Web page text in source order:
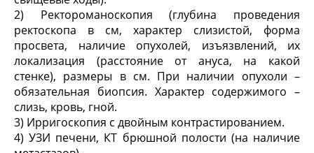
2) Ректороманоскопия (глубина проведения
ректоскопа в см, характер слизистой, форма
просвета, наличие опухолей, изъязвлений, их
локализация (расстояние от ануса, на какой
стенке), размеры в см. При наличии опухоли –
обязательная биопсия. Характер содержимого –
слизь, кровь, гной.
3) Ирригоскопия с двойным контрастированием.
4) УЗИ печени, КТ брюшной полости (на наличие